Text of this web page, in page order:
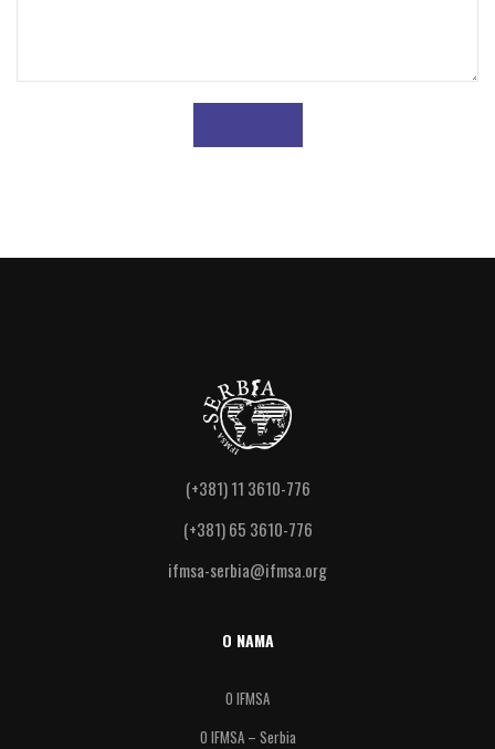
(+381) 11 3610-776
(+381) 65 3610-776
ifmsa-serbia@ifmsa.org
O NAMA
O IFMSA
O IFMSA – Serbia